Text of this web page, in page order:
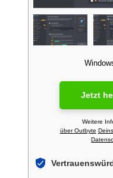
Jetzt
Weitere
über Outbyte